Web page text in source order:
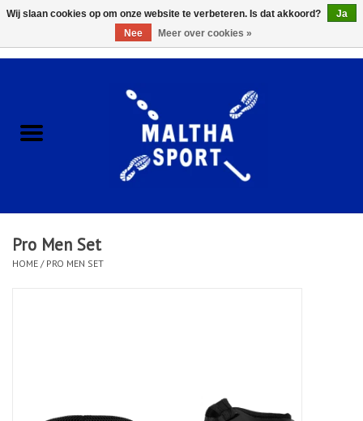
ACCESSOIRES/HARDWARE
KLEDING
CLUBSHOPS
Pro Men Set
HOME / PRO MEN SET
Wij slaan cookies op om onze website te verbeteren. Is dat akkoord?
Ja
Nee
Meer over cookies »